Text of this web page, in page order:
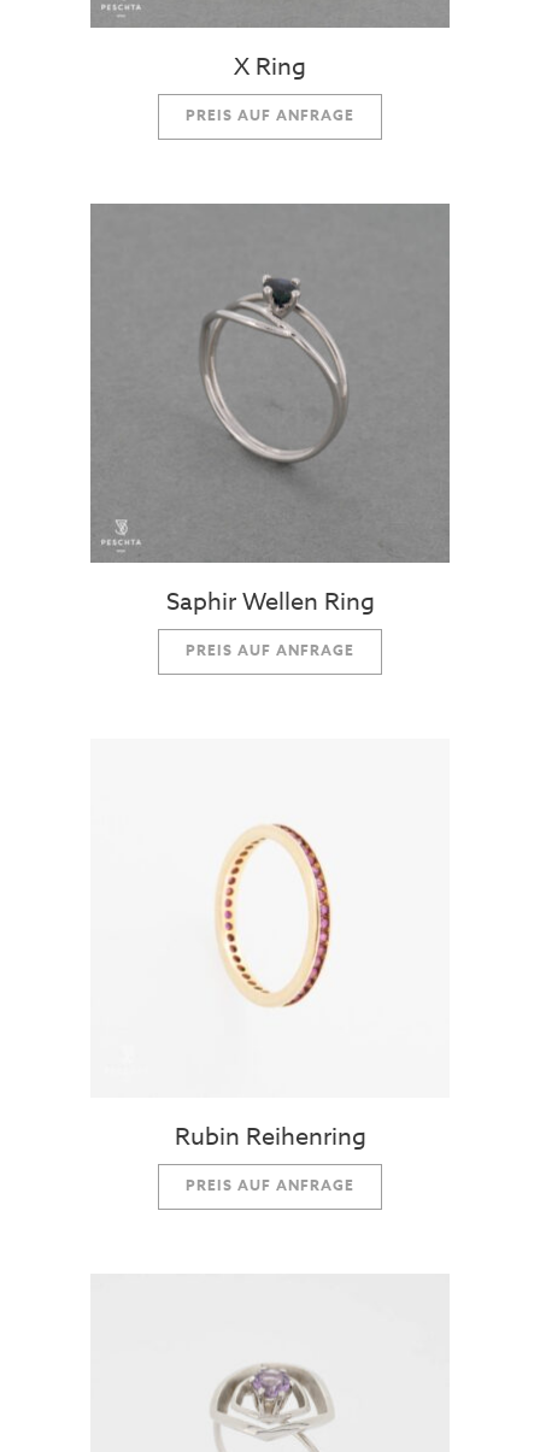
X Ring
PREIS AUF ANFRAGE
Saphir Wellen Ring
PREIS AUF ANFRAGE
Rubin Reihenring
PREIS AUF ANFRAGE